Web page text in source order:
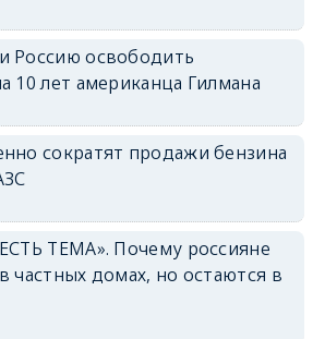
Россию освободить
10 лет американца Гилмана
сократят продажи бензина
ТЕМА». Почему россияне
частных домах, но остаются в